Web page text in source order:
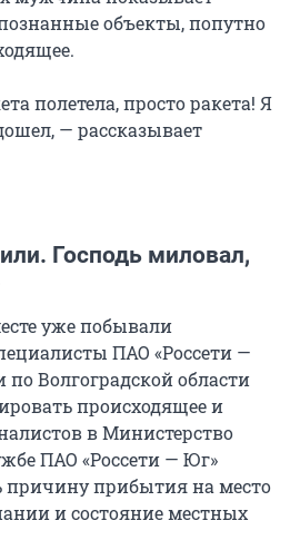
объекты, попутно
полетела, просто ракета! Я
— рассказывает
Господь миловал,
уже побывали
ПАО «Россети —
Волгоградской области
происходящее и
в Министерство
ПАО «Россети — Юг»
причину прибытия на место
и состояние местных